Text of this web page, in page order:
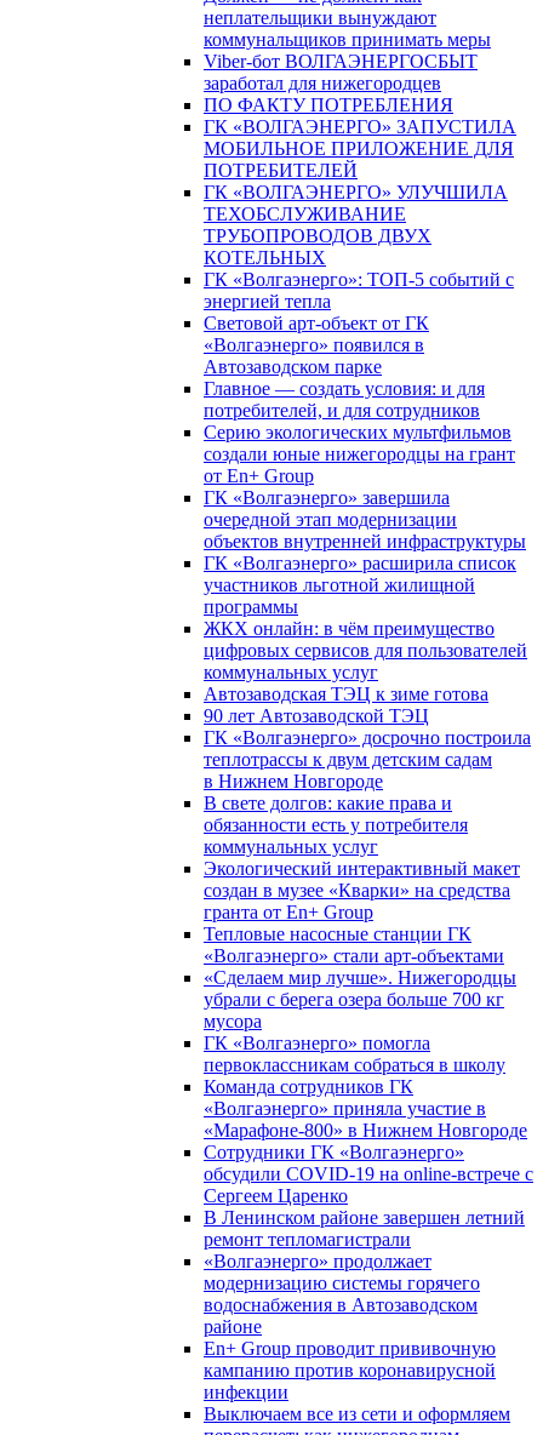
неплательщики вынуждают
коммунальщиков принимать меры
Viber-бот ВОЛГАЭНЕРГОСБЫТ
заработал для нижегородцев
ПО ФАКТУ ПОТРЕБЛЕНИЯ
ГК «ВОЛГАЭНЕРГО» ЗАПУСТИЛА
МОБИЛЬНОЕ ПРИЛОЖЕНИЕ ДЛЯ
ПОТРЕБИТЕЛЕЙ
ГК «ВОЛГАЭНЕРГО» УЛУЧШИЛА
ТЕХОБСЛУЖИВАНИЕ
ТРУБОПРОВОДОВ ДВУХ
КОТЕЛЬНЫХ
ГК «Волгаэнерго»: ТОП-5 событий с
энергией тепла
Световой арт-объект от ГК
«Волгаэнерго» появился в
Автозаводском парке
Главное — создать условия: и для
потребителей, и для сотрудников
Серию экологических мультфильмов
создали юные нижегородцы на грант
от En+ Group
ГК «Волгаэнерго» завершила
очередной этап модернизации
объектов внутренней инфраструктуры
ГК «Волгаэнерго» расширила список
участников льготной жилищной
программы
ЖКХ онлайн: в чём преимущество
цифровых сервисов для пользователей
коммунальных услуг
Автозаводская ТЭЦ к зиме готова
90 лет Автозаводской ТЭЦ
ГК «Волгаэнерго» досрочно построила
теплотрассы к двум детским садам
в Нижнем Новгороде
В свете долгов: какие права и
обязанности есть у потребителя
коммунальных услуг
Экологический интерактивный макет
создан в музее «Кварки» на средства
гранта от En+ Group
Тепловые насосные станции ГК
«Волгаэнерго» стали арт-объектами
«Сделаем мир лучше». Нижегородцы
убрали с берега озера больше 700 кг
мусора
ГК «Волгаэнерго» помогла
первоклассникам собраться в школу
Команда сотрудников ГК
«Волгаэнерго» приняла участие в
«Марафоне-800» в Нижнем Новгороде
Сотрудники ГК «Волгаэнерго»
обсудили COVID-19 на online-встрече с
Сергеем Царенко
В Ленинском районе завершен летний
ремонт тепломагистрали
«Волгаэнерго» продолжает
модернизацию системы горячего
водоснабжения в Автозаводском
районе
En+ Group проводит прививочную
кампанию против коронавирусной
инфекции
Выключаем все из сети и оформляем